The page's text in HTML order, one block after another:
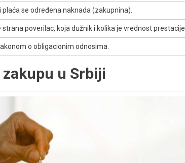
se određena naknada (zakupnina).
poverilac, koja dužnik i kolika je vrednost prestacije.
o obligacionim odnosima.
u Srbiji